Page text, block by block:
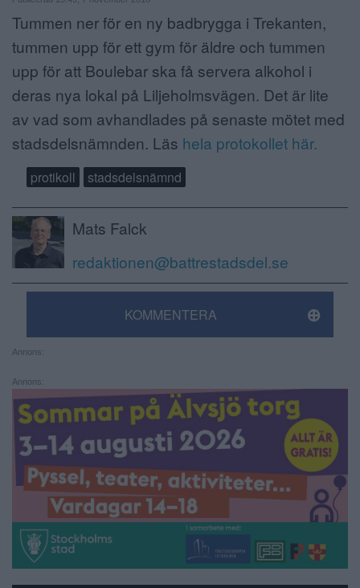
ANNONSERA
NÄRINGSLIV
MER
Tummen ner för en ny badbrygga i Trekanten,
tummen upp för ett gym för äldre och tummen
upp för att Boulebar ska få servera alkohol i
deras nya lokal på Liljeholmsvägen. Det är lite
av vad som avhandlades på senaste mötet med
stadsdelsnämnden. Läs hela protokollet här.
protikoll stadsdelsnämnd
Mats Falck
redaktionen@battrestadsdel.se
KOMMENTERA
Annons:
Annons: